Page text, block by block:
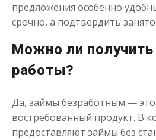
Сумма
Срок
предложения особенно
срочно, а подтвердить
Можно ли
работы?
Да, займы безработным —
востребованный продукт. В
предоставляют займы без